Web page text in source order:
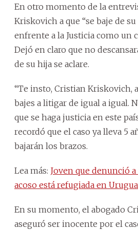
En otro momento de la
Kriskovich a que “se baje de
enfrente a la Justicia como un
Dejó en claro que no
de su hija se aclare.
“Te insto, Cristian Kriskovich,
bajes a litigar de igual a igual.
que se haga justicia en este
recordó que el caso ya lleva 5
bajarán los brazos.
Lea más: Joven que denunció
acoso está refugiada en
En su momento, el abogado
aseguró ser inocente por el